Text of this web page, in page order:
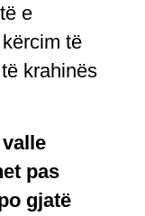
e
të
krahinës
pas
gjatë